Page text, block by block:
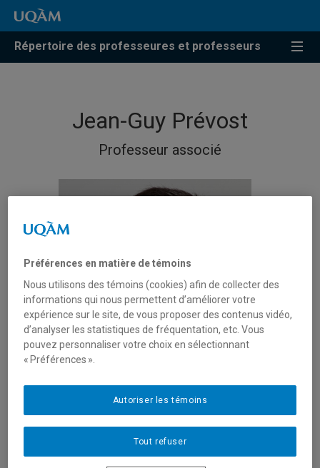
Répertoire des professeures et professeurs
Jean-Guy Prévost
Professeur associé
Préférences en matière de témoins
Nous utilisons des témoins (cookies) afin de collecter des
informations qui nous permettent d’améliorer votre
expérience sur le site, de vous proposer des contenus vidéo,
d’analyser les statistiques de fréquentation, etc. Vous
pouvez personnaliser votre choix en sélectionnant
« Préférences ».
Tout refuser
Autoriser les témoins